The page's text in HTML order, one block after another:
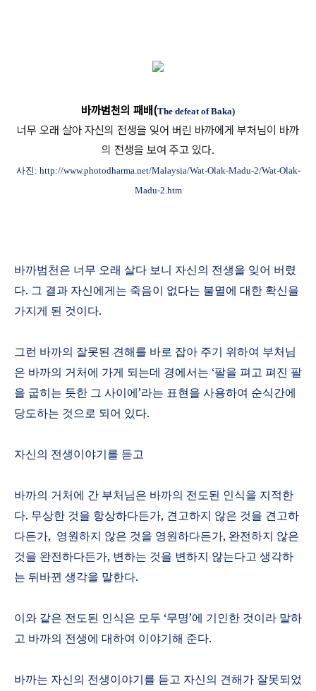
바까범천의 패배(The defeat of Baka)
너무 오래 살아 자신의 전생을 잊어 버린 바까에게 부처님이 바까
의 전생을 보여 주고 있다.
사진 : http://www.photodharma.net/Malaysia/Wat-Olak-Madu-2/Wat-Olak-
Madu-2.htm
바까범천은 너무 오래 살다 보니 자신의 전생을 잊어 버렸
다. 그 결과 자신에게는 죽음이 없다는 불멸에 대한 확신을
가지게 된 것이다.
그런 바까의 잘못된 견해를 바로 잡아 주기 위하여 부처님
은 바까의 거처에 가게 되는데 경에서는 ‘팔을 펴고 펴진 팔
을 굽히는 듯한 그 사이에’라는 표현을 사용하여 순식간에
당도하는 것으로 되어 있다.
자신의 전생이야기를 듣고
바까의 거처에 간 부처님은 바까의 전도된 인식을 지적한
다. 무상한 것을 항상하다든가, 견고하지 않은 것을 견고하
다든가, 영원하지 않은 것을 영원하다든가, 완전하지 않은
것을 완전하다든가, 변하는 것을 변하지 않는다고 생각하
는 뒤바뀐 생각을 말한다.
이와 같은 전도된 인식은 모두 ‘무명’에 기인한 것이라 말하
고 바까의 전생에 대하여 이야기해 준다.
바까는 자신의 전생이야기를 듣고 자신의 견해가 잘못되었